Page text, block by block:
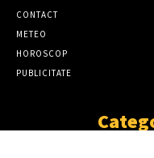
CONTACT
METEO
HOROSCOP
PUBLICITATE